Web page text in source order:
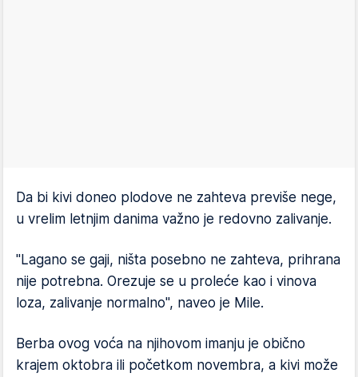
Da bi kivi doneo plodove ne zahteva previše nege,
u vrelim letnjim danima važno je redovno zalivanje.
"Lagano se gaji, ništa posebno ne zahteva, prihrana
nije potrebna. Orezuje se u proleće kao i vinova
loza, zalivanje normalno", naveo je Mile.
Berba ovog voća na njihovom imanju je obično
krajem oktobra ili početkom novembra, a kivi može